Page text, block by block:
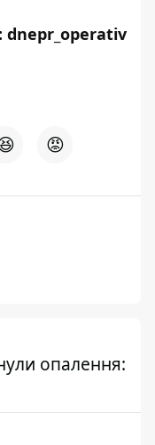
dnepr_operativ
😡
опалення: